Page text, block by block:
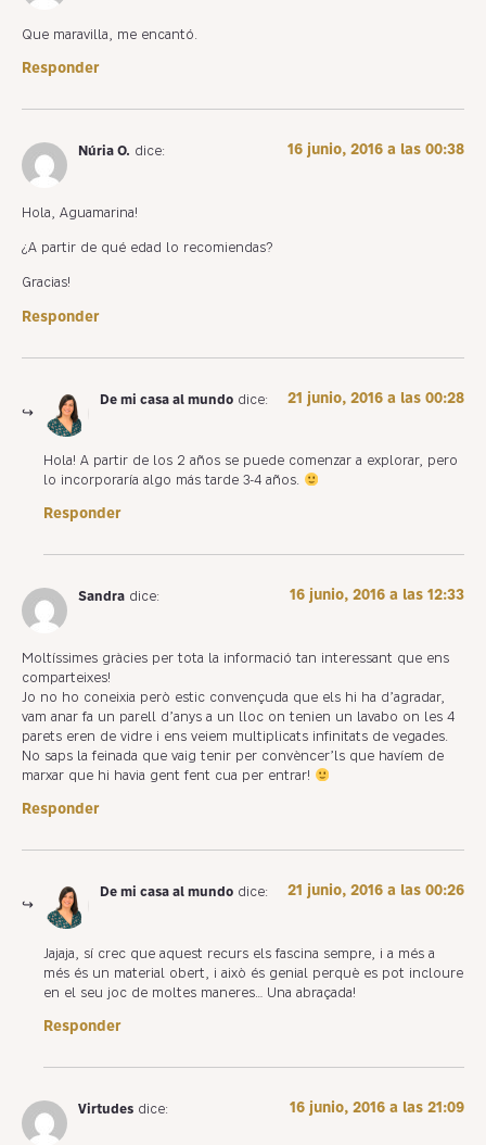
Que maravilla, me encantó.
Responder
Núria O. dice: 16 junio, 2016 a las 00:38
Hola, Aguamarina!
¿A partir de qué edad lo recomiendas?
Gracias!
Responder
De mi casa al mundo dice: 21 junio, 2016 a las 00:28
Hola! A partir de los 2 años se puede comenzar a explorar, pero
lo incorporaría algo más tarde 3-4 años.
Responder
Sandra dice: 16 junio, 2016 a las 12:33
Moltíssimes gràcies per tota la informació tan interessant que ens
comparteixes!
Jo no ho coneixia però estic convençuda que els hi ha d’agradar,
vam anar fa un parell d’anys a un lloc on tenien un lavabo on les 4
parets eren de vidre i ens veiem multiplicats infinitats de vegades.
No saps la feinada que vaig tenir per convèncer’ls que havíem de
marxar que hi havia gent fent cua per entrar!
Responder
De mi casa al mundo dice: 21 junio, 2016 a las 00:26
Jajaja, sí crec que aquest recurs els fascina sempre, i a més a
més és un material obert, i això és genial perquè es pot incloure
en el seu joc de moltes maneres… Una abraçada!
Responder
Virtudes dice: 16 junio, 2016 a las 21:09